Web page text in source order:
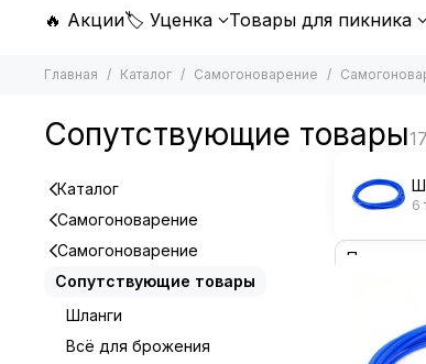
🔥 Акции🏷 Уценка Товары для пикника
Главная Каталог Самогоноварение
Сопутствующие товары
6
Каталог
Самогоноварение
Самогоноварение
Сопутствующие товары
Шланги
Всё для брожения